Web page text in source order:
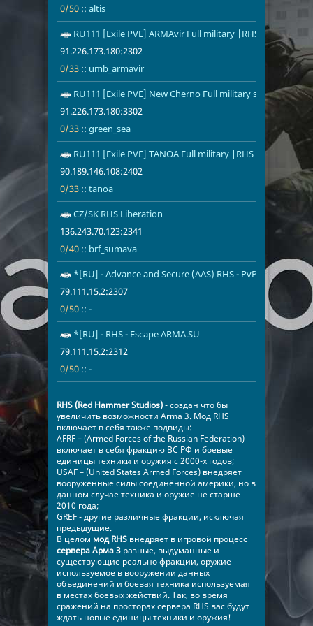
0/50 :: altis
RU111 [Exile PVE] ARMAvir Full military
91.226.173.180:2302
0/33 :: umb_armavir
0/33
RU111 [Exile PVE] New Cherno Full military server
91.226.173.180:3302
0/33 :: green_sea
0/33
green_sea
RU111 [Exile PVE] TANOA Full military
90.189.146.108:2402
0/33 :: tanoa
0/33
tanoa
CZ/SK RHS Liberation
136.243.70.123:2341
0/40 :: brf_sumava
*[RU] - Advance and Secure (AAS) RHS - PvP
79.111.15.2:2307
0/50 :: -
0/50
*[RU] - RHS - Escape ARMA.SU
79.111.15.2:2312
0/50 :: -
RHS (Red Hammer Studios)- создан что бы
увеличить возможности Arma 3. Мод RHS
включает в себя также подвиды:
AFRF – (Armed Forces of the Russian Federation)
включает в себя фракцию ВС РФ и боевые
единицы техники и оружия с 2000-х годов;
USAF – (United States Armed Forces) внедряет
вооруженные силы соединённой америки, но в
данном случае техника и оружие не старше
2010 года;
GREF - другие различные фракции, исключая
предыдущие.
В целом мод RHS внедряет в игровой процесс
сервера Арма 3 разные, выдуманные и
существующие реально фракции, оружие
используемое в вооружении данных
объединений и боевая техника используемая
в местах боевых жействий. Так, во время
сражений на просторах сервера RHS вас будут
ждать новые единицы техники и оружия!